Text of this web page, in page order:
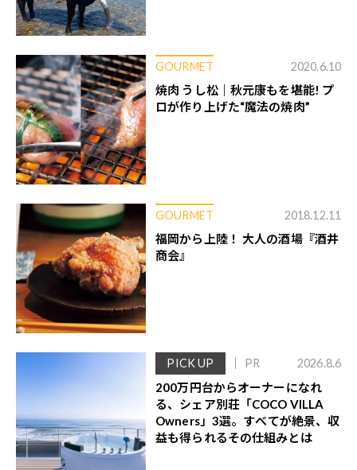
GOURMET 2020.6.10
焼肉 うし松｜秋元康もを堪能! プ
ロが作り上げた“魔法の焼肉”
GOURMET 2018.12.11
福岡から上陸！ 大人の酒場『酒井
商会』
PICK UP PR 2026.8.6
200万円台からオーナーになれ
る、シェア別荘「COCO VILLA
Owners」3選。すべてが絶景、収
益も得られるその仕組みとは